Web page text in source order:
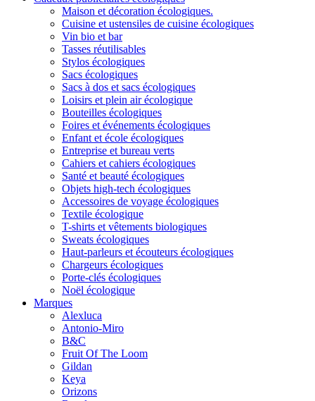
Maison et décoration écologiques.
Cuisine et ustensiles de cuisine écologiques
Vin bio et bar
Tasses réutilisables
Stylos écologiques
Sacs écologiques
Sacs à dos et sacs écologiques
Loisirs et plein air écologique
Bouteilles écologiques
Foires et événements écologiques
Enfant et école écologiques
Entreprise et bureau verts
Cahiers et cahiers écologiques
Santé et beauté écologiques
Objets high-tech écologiques
Accessoires de voyage écologiques
Textile écologique
T-shirts et vêtements biologiques
Sweats écologiques
Haut-parleurs et écouteurs écologiques
Chargeurs écologiques
Porte-clés écologiques
Noël écologique
Marques
Alexluca
Antonio-Miro
B&C
Fruit Of The Loom
Gildan
Keya
Orizons